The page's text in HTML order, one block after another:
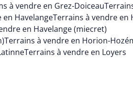
à vendre en Grez-Doiceau
HavelangeTerrains à vendre en
en Havelange (miecret)
Terrains à vendre en Horion-
Terrains à vendre en Loyers